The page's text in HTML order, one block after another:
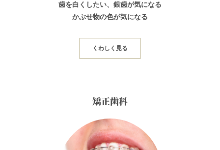
歯を白くしたい、銀歯が気になる
かぶせ物の色が気になる
くわしく見る
矯正歯科